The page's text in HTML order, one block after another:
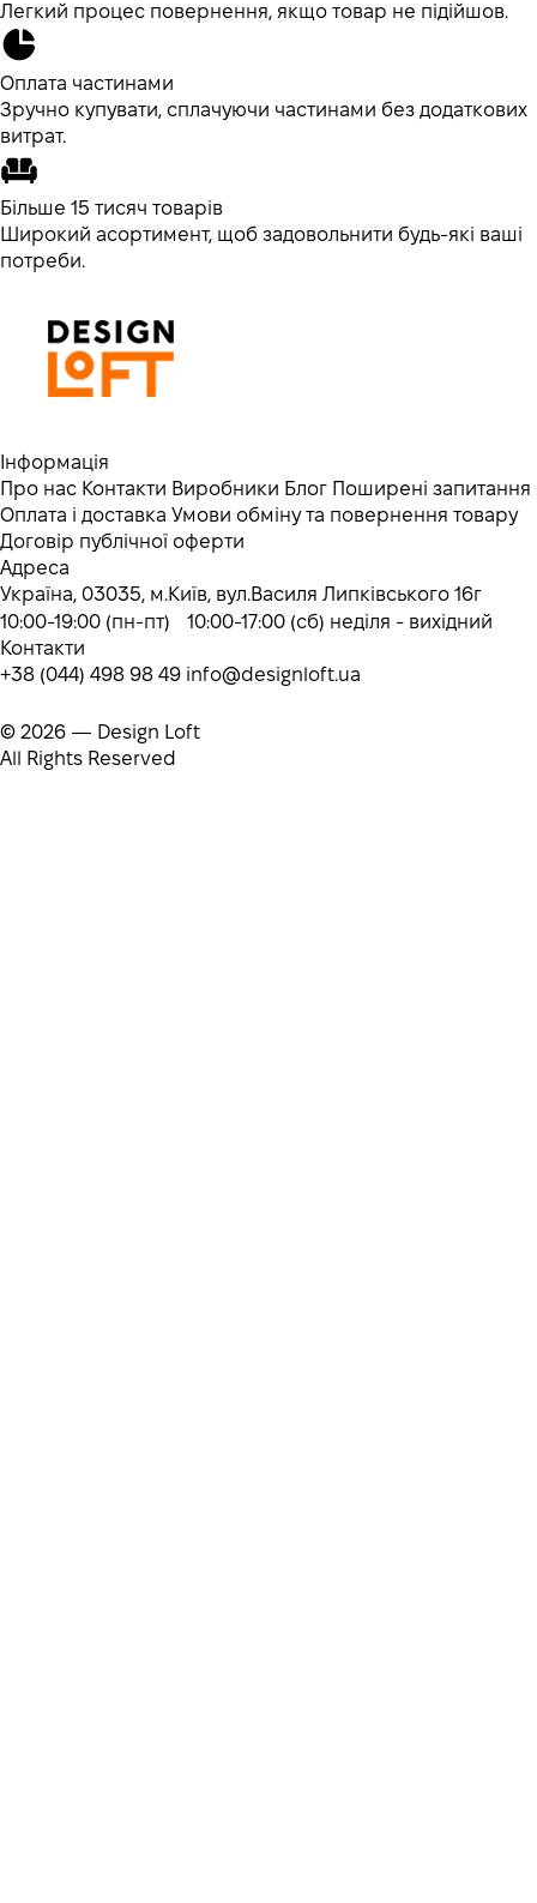
Легкий процес повернення, якщо товар не підійшов.
Оплата частинами
Зручно купувати, сплачуючи частинами без додаткових
витрат.
Більше 15 тисяч товарів
Широкий асортимент, щоб задовольнити будь-які ваші
потреби.
Інформація
Про нас Контакти Виробники Блог Поширені запитання
Оплата і доставка Умови обміну та повернення товару
Договір публічної оферти
Адреса
Україна, 03035, м.Київ, вул.Василя Липківського 16г
10:00-19:00 (пн-пт) 10:00-17:00 (сб) неділя - вихідний
Контакти
+38 (044) 498 98 49 info@designloft.ua
© 2026 — Design Loft
All Rights Reserved